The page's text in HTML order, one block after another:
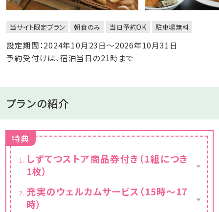
当サイト限定プラン 朝食のみ 当日予約OK 駐車場無料
設定期間：2024年10月23日～2026年10月31日
予約受付けは、宿泊当日の21時まで
プランの紹介
特典
しずてつストア商品券付き（1組につき
1枚）
宿泊月の翌月10日頃に「温泉ぱらだいす静
岡」より、ご自宅に郵送いたします♪
充実のウェルカムサービス（15時～17
時）